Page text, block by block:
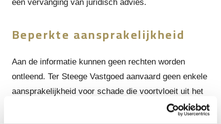
een vervanging van juridisch advies.
Beperkte aansprakelijkheid
Aan de informatie kunnen geen rechten worden
ontleend. Ter Steege Vastgoed aanvaard geen enkele
aansprakelijkheid voor schade die voortvloeit uit het
gebruik van de informatie of de projectwebsite en